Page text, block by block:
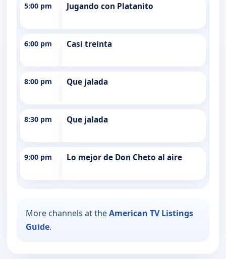
5:00 pm Jugando con Platanito
6:00 pm Casi treinta
8:00 pm Que jalada
8:30 pm Que jalada
9:00 pm Lo mejor de Don Cheto al aire
More channels at theAmerican TV Listings
Guide.